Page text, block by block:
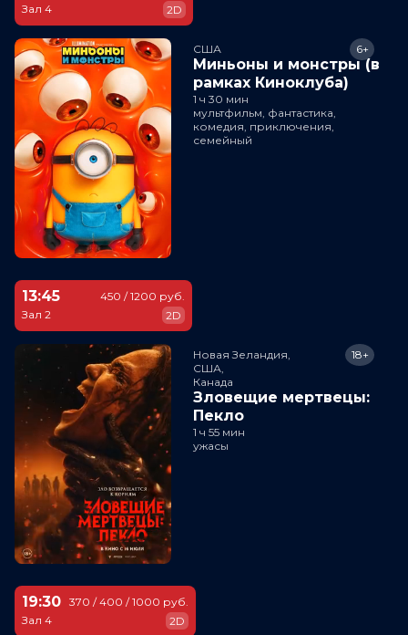
Зал 4
2D
США
Миньоны и монстры (в
рамках Киноклуба)
6+
1 ч 30 мин
мультфильм, фантастика,
комедия, приключения,
семейный
13:45
Зал 2
450 / 1200 руб.
2D
Новая Зеландия,
США,
Канада
Зловещие мертвецы:
Пекло
18+
1 ч 55 мин
ужасы
19:30
Зал 4
370 / 400 / 1000 руб.
2D